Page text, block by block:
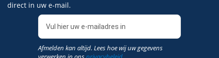
direct in uw e‑mail.
Afmelden kan altijd. Lees hoe wij uw gegevens